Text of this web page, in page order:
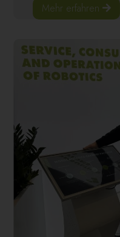
Mehr erfahren